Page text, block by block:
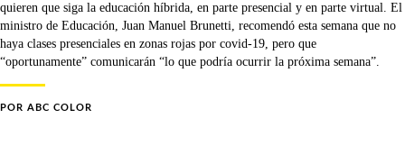
quieren que siga la educación híbrida, en parte presencial y en parte virtual. El
ministro de Educación, Juan Manuel Brunetti, recomendó esta semana que no
haya clases presenciales en zonas rojas por covid-19, pero que
“oportunamente” comunicarán “lo que podría ocurrir la próxima semana”.
POR ABC COLOR